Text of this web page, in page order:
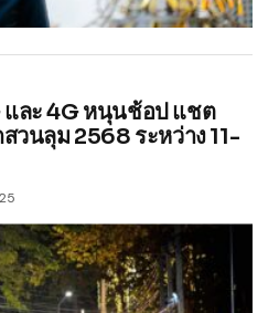
ละ 4G หนุนช้อป แชต
วนลุม 2568 ระหว่าง 11-